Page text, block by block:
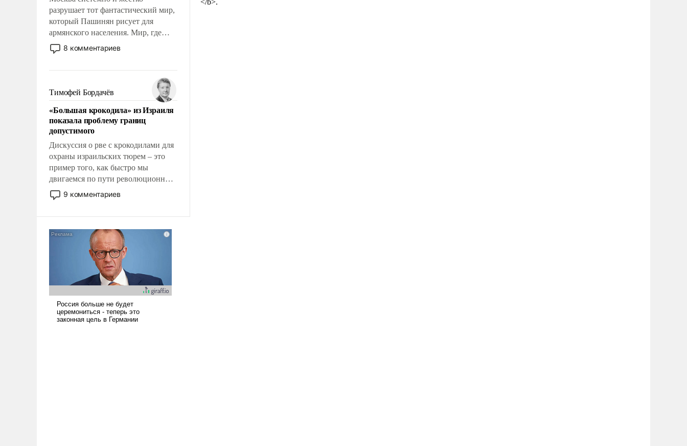
разрушает тот фантастический мир,
который Пашинян рисует для
армянского населения. Мир, где
этому населению все должны
просто по определению, где его
беспрекословно оплачиваться за
счет российских
налогоплательщиков и где за свои
поступки не нужно отвечать.
8 комментариев
Тимофей Бордачёв
«Большая крокодила» из Израиля
показала проблему границ
допустимого
Дискуссия о рве с крокодилами для
охраны израильских тюрем – это
пример того, как быстро мы
двигаемся по пути революционных
изменений. То, что несколько лет
назад было образом для
9 комментариев
</b>.